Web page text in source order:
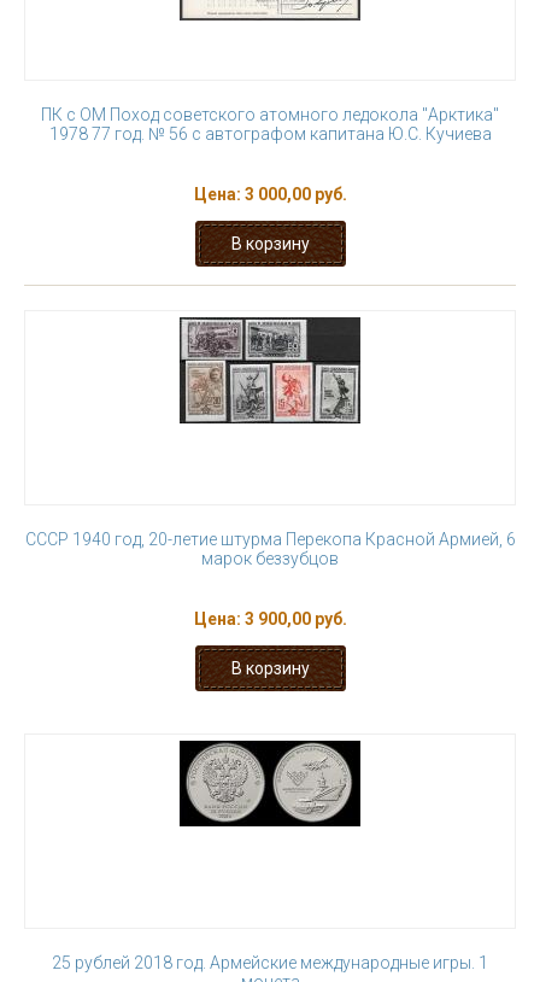
ПК с ОМ Поход советского атомного ледокола "Арктика"
1978 77 год. № 56 с автографом капитана Ю.С. Кучиева
Цена: 3 000,00 руб.
СССР 1940 год, 20-летие штурма Перекопа Красной Армией, 6
марок беззубцов
Цена: 3 900,00 руб.
25 рублей 2018 год. Армейские международные игры. 1